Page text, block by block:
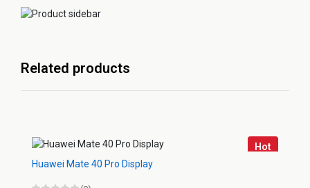
Related products
Hot
Huawei Mate 40 Pro Display